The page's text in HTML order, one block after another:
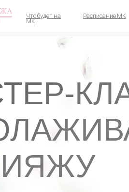
Что будет на
МК
Расписание МК